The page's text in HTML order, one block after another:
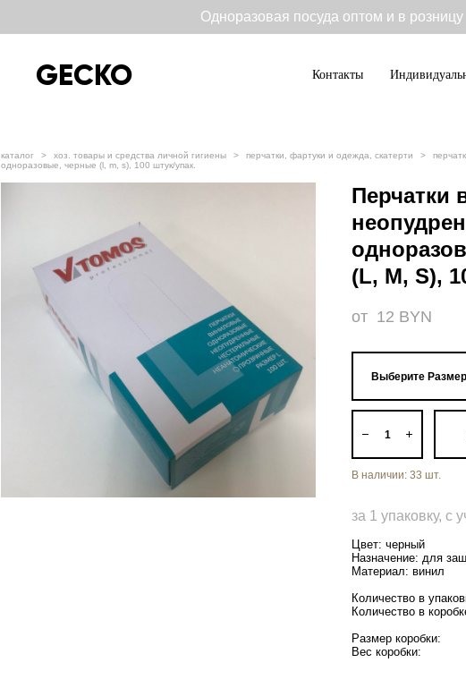
Одноразовая посуда оптом и в
GECKO Контакты
GECKO
каталог > хоз. товары и средства личной гигиены > перчатки, фартуки и одежда, скатерти >
одноразовые, черные (l, m, s), 100 штук/упак.
Перчатки
(L, M, S),
от 12 BYN
Выберите Размер
В наличии: 33 шт.
за 1 упаковку,
Цвет: черный
Назначение: для
Материал: винил
Количество в
Количество в
Размер коробки:
Вес коробки: